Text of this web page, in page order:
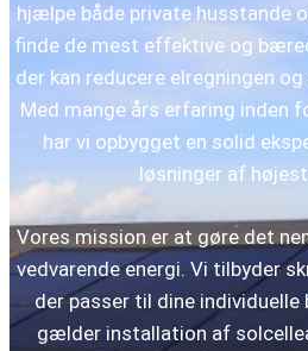
hjælpe både private husstande
finde de mest effektive og
der kan reducere elregningen
Med mange års erfaring inden
har vi opbygget en solid
løsninger af
Vores mission er at gøre det
vedvarende energi. Vi tilbyder
der passer til dine individuelle
gælder installation af